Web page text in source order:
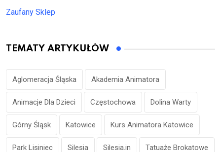
Zaufany Sklep
TEMATY ARTYKUŁÓW
Aglomeracja Śląska Akademia Animatora
Animacje Dla Dzieci Częstochowa Dolina Warty
Górny Śląsk Katowice Kurs Animatora Katowice
Park Lisiniec Silesia Silesia.in Tatuaże Brokatowe